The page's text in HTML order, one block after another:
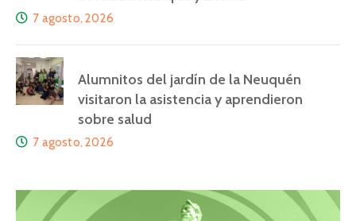
7 agosto, 2026
Alumnitos del jardín de la Neuquén
visitaron la asistencia y aprendieron
sobre salud
7 agosto, 2026